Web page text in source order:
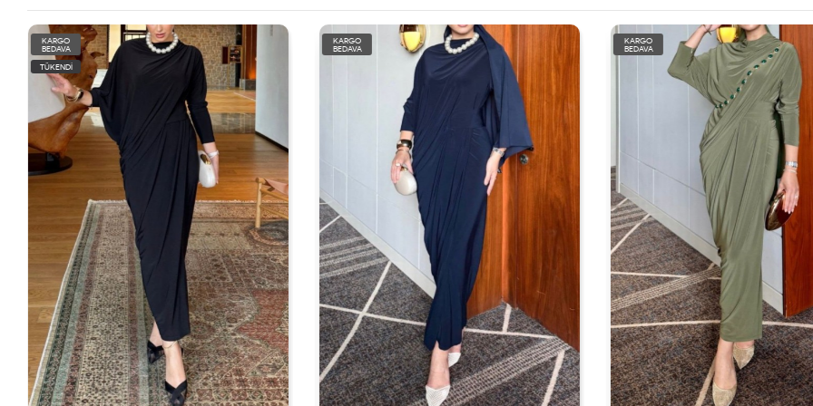
KARGO
BEDAVA
KARGO
BEDAVA
KARGO
BEDAVA